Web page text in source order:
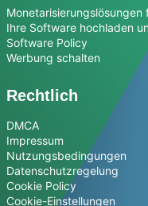
Monetarisierungslösungen
Ihre Software hochladen
Software Policy
Werbung schalten
Rechtlich
DMCA
Impressum
Nutzungsbedingungen
Datenschutzregelung
Cookie Policy
Cookie-Einstellungen